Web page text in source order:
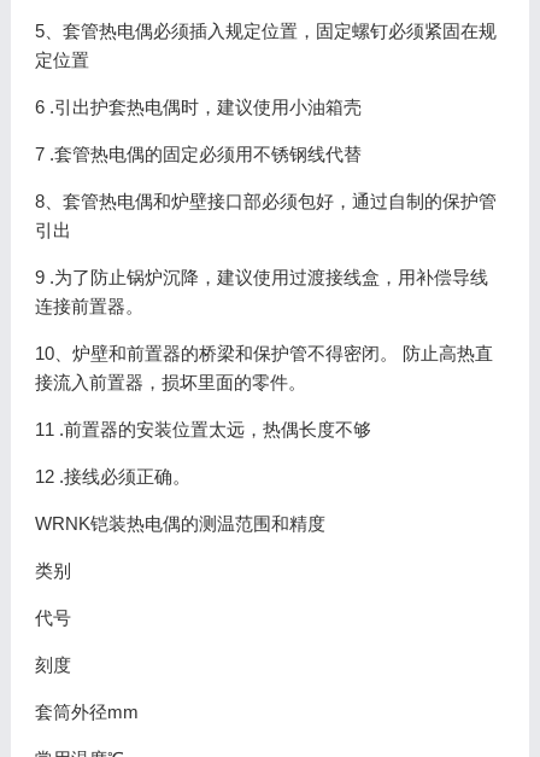
5、套管热电偶必须插入规定位置，固定螺钉必须紧固在规
定位置
6 .引出护套热电偶时，建议使用小油箱壳
7 .套管热电偶的固定必须用不锈钢线代替
8、套管热电偶和炉壁接口部必须包好，通过自制的保护管
引出
9 .为了防止锅炉沉降，建议使用过渡接线盒，用补偿导线
连接前置器。
10、炉壁和前置器的桥梁和保护管不得密闭。 防止高热直
接流入前置器，损坏里面的零件。
11 .前置器的安装位置太远，热偶长度不够
12 .接线必须正确。
WRNK铠装热电偶的测温范围和精度
类别
代号
刻度
套筒外径mm